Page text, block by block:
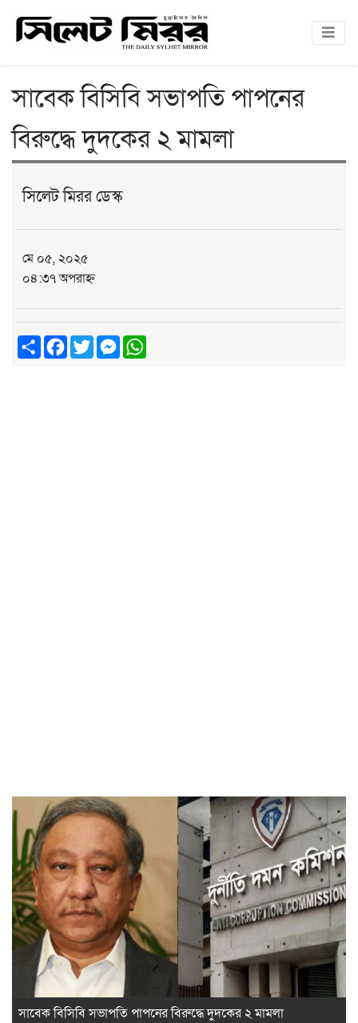
সাবেক বিসিবি সভাপতি পাপনের
বিরুদ্ধে দুদকের ২ মামলা
সিলেট মিরর ডেস্ক
মে ০৫, ২০২৫
০৪:৩৭ অপরাহ্ন
ShareFacebook
TwitterMessenger
সাবেক বিসিবি সভাপতি পাপনের বিরুদ্ধে দুদকের ২ মামলা